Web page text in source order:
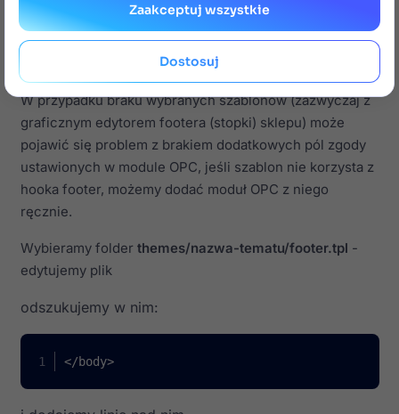
ich rozwiązywania.
Brak dodatkowych zgód wybranych w
module
W przypadku braku wybranych szablonów (zazwyczaj z
graficznym edytorem footera (stopki) sklepu) może
pojawić się problem z brakiem dodatkowych pól zgody
ustawionych w module OPC, jeśli szablon nie korzysta z
hooka footer, możemy dodać moduł OPC z niego
ręcznie.
Wybieramy folder themes/nazwa-tematu/footer.tpl -
edytujemy plik
odszukujemy w nim:
</body>
Dostosuj
Zaakceptuj wszystkie